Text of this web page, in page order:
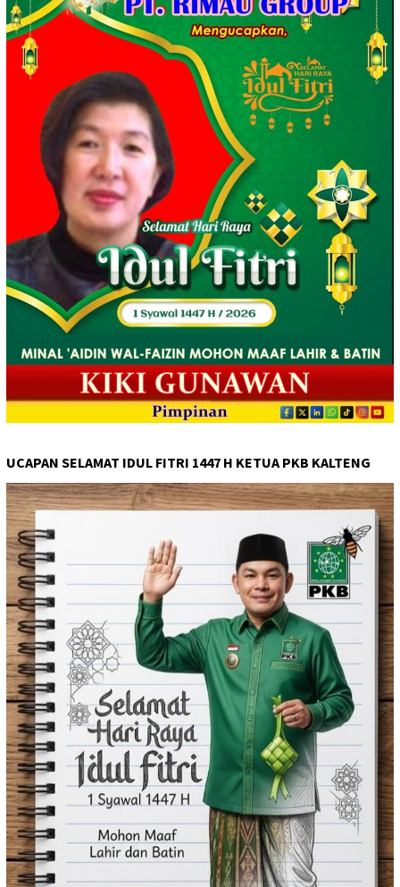
UCAPAN SELAMAT IDUL FITRI 1447 H KETUA PKB KALTENG